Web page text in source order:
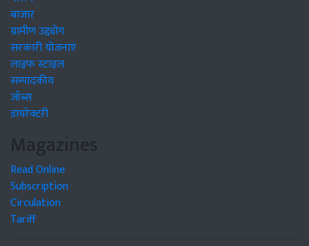
बाजार
ग्रामीण उद्द्योग
सरकारी योजनाएं
लाइफ स्टाइल
सम्पादकीय
जॉब्स
डायरेक्टरी
Magazines
Read Online
Subscription
Circulation
Tariff